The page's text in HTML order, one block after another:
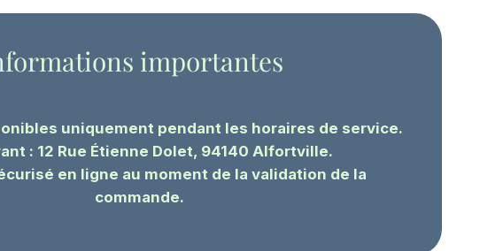
importantes
uniquement pendant les horaires de service.
: 12 Rue Étienne Dolet, 94140 Alfortville.
en ligne au moment de la validation de la
commande.